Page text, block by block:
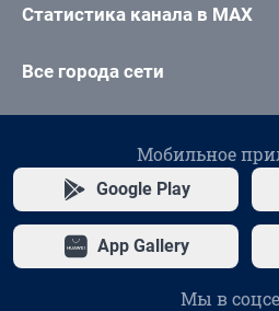
Статистика канала в MAX
Все города сети
Мобильное
Google Play
App Gallery
Мы в